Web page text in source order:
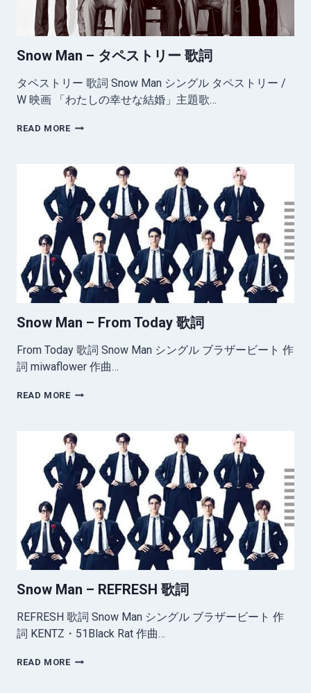
主
題
歌
Snow Man – タペストリー 歌詞
タペストリー 歌詞 Snow Man シングル タペストリー /
W 映画 「わたしの幸せな結婚」主題歌…
READ MORESNOW
タ
ペ
ス
ト
リ
歌
詞
Snow Man – From Today 歌詞
From Today 歌詞 Snow Man シングル ブラザービート 作
詞 miwaflower 作曲…
READ MORESNOW
FROM
TODAY
歌
詞
Snow Man – REFRESH 歌詞
REFRESH 歌詞 Snow Man シングル ブラザービート 作
詞 KENTZ・51Black Rat 作曲…
READ MORESNOW